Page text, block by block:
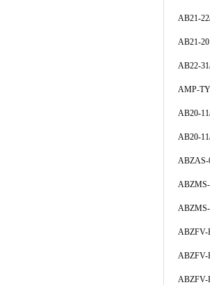
AB21-
AB21-
AB22-
AMP-
AB20-
AB20-
ABZAS-
ABZFV-
ABZFV-
ABZFV-